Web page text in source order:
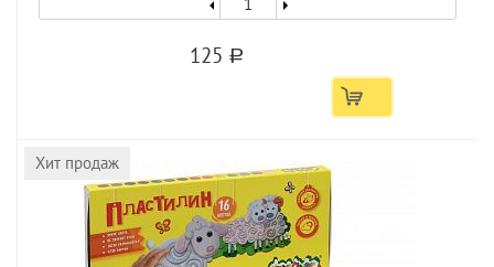
125 a
Хит продаж